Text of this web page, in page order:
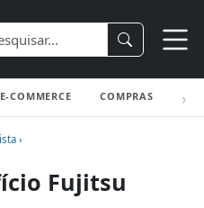
E-COMMERCE COMPRAS
›
Fujitsu